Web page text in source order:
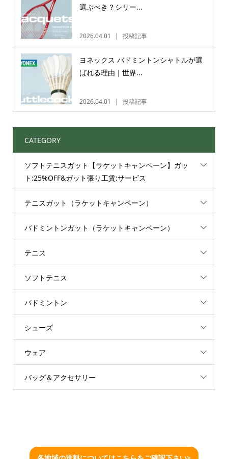
選ぶべき？シリー...
2026.04.01 投稿記事
ヨネックス バドミントンシャトルが選
ばれる理由｜世界...
2026.04.01 投稿記事
CATEGORY
ソフトテニスガット【ラケットキャンペーン】ガッ
ト:25%OFF&ガット張り工賃:サービス
テニスガット（ラケットキャンペーン）
バドミントンガット（ラケットキャンペーン）
テニス
ソフトテニス
バドミントン
シューズ
ウェア
バッグ＆アクセサリー